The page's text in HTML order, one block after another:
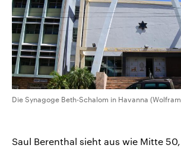
Die Synagoge Beth-Schalom in Havanna
Saul Berenthal sieht aus wie Mitte